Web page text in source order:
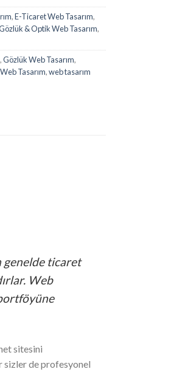
,E-Ticaret Web Tasarım,
& Optik Web Tasarım,
,Gözlük Web Tasarım,
Tasarım,web tasarım
genelde ticaret
Web
sitesini
sizler de profesyonel